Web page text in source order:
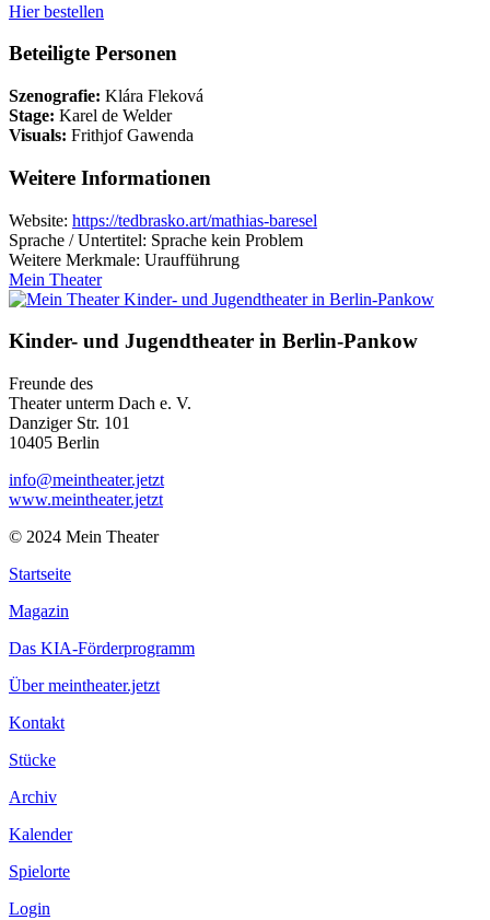
Hier bestellen
Beteiligte Personen
Szenografie: Klára Fleková
Stage: Karel de Welder
Visuals: Frithjof Gawenda
Weitere Informationen
Website: https://tedbrasko.art/mathias-baresel
Sprache / Untertitel: Sprache kein Problem
Weitere Merkmale: Uraufführung
Mein Theater
Kinder- und Jugendtheater in Berlin‑Pankow
Freunde des
Theater unterm Dach e. V.
Danziger Str. 101
10405 Berlin
info@meintheater.jetzt
www.meintheater.jetzt
© 2024 Mein Theater
Startseite
Magazin
Das KIA-Förderprogramm
Über meintheater.jetzt
Kontakt
Stücke
Archiv
Kalender
Spielorte
Login